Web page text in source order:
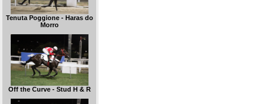
Tenuta Poggione - Haras do
Morro
Off the Curve - Stud H & R